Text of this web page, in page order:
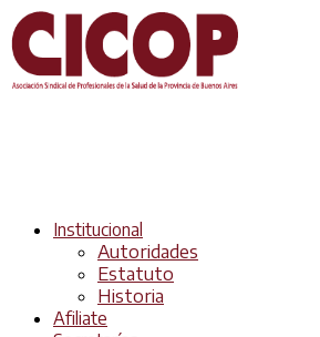
Institucional
Autoridades
Estatuto
Historia
Afiliate